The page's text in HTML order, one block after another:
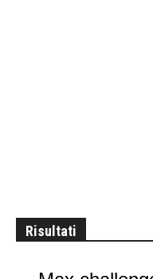
Risultati